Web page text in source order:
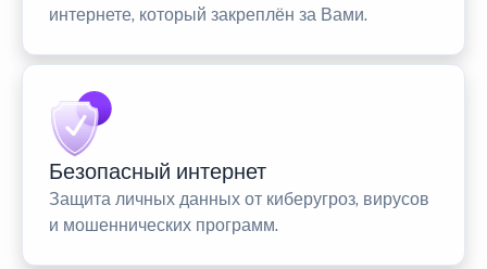
интернете, который закреплён за Вами.
Безопасный интернет
Защита личных данных от киберугроз, вирусов
и мошеннических программ.